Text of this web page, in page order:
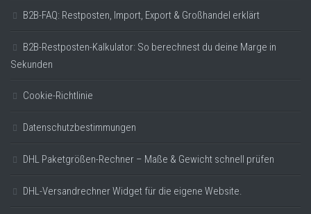
B2B-FAQ: Restposten, Import, Export & Großhandel erklärt
B2B-Restposten-Kalkulator: So berechnest du deine Marge in
Sekunden
Cookie-Richtlinie
Datenschutzbestimmungen
DHL Paketgrößen-Rechner – Maße & Gewicht schnell prüfen
DHL-Versandrechner Widget für die eigene Website.